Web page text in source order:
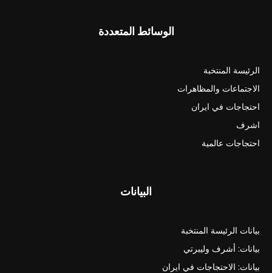
الوسائط المتعددة
الرئيسة المنتخبة
الاجتماعات والمظاهرات
احتجاجات في ايران
اشرف
احتجاجات عالمية
البيانات
بيانات الرئيسة المنتخبة
بيانات: أشرف وليبرتي
بيانات: الاحتجاجات في ايران